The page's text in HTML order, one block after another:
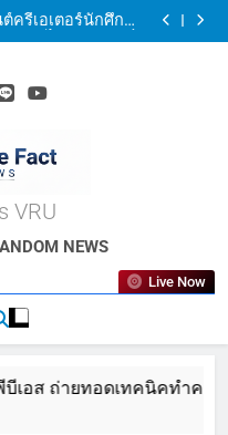
ลวไลยอลงกรณ์ฯ สู่
Creator มืออาชีพ
ครีเอเตอร์นักศึกษา
จิทัลวไลยอลงกรณ์ฯ
ยาลัยราชภัฏวไลย
ถ่ายทอดเทคนิคทำ
ลวไลยอลงกรณ์ฯ สู่
ครีเอเตอร์นักศึกษา
2025 “Awaken
ลเชิงลึก เพื่อพัฒนา
พิพิธภัณฑ์เสมือนจริง
News
VRU
NEWS
Live Now
บีเอส ถ่ายทอดเทคนิคทำคอ